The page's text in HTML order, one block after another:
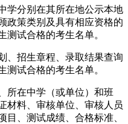
学分别在其所在地公示本地
政策类别及具有相应资格的
测试合格的考生名单。
、招生章程、录取结果查询
测试合格的考生名单。
所在中学（或单位）和班
材料、审核单位、审核人员
目、测试成绩、合格标准、